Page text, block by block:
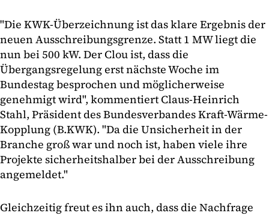
"Die KWK-Überzeichnung ist das klare Ergebnis der
neuen Ausschreibungsgrenze. Statt 1 MW liegt die
nun bei 500 kW. Der Clou ist, dass die
Übergangsregelung erst nächste Woche im
Bundestag besprochen und möglicherweise
genehmigt wird", kommentiert Claus-Heinrich
Stahl, Präsident des Bundesverbandes Kraft-Wärme-
Kopplung (B.KWK). "Da die Unsicherheit in der
Branche groß war und noch ist, haben viele ihre
Projekte sicherheitshalber bei der Ausschreibung
angemeldet."
Gleichzeitig freut es ihn auch, dass die Nachfrage